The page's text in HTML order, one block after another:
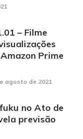
– Filme
Prime
agosto de 2021
no Ato de
previsão